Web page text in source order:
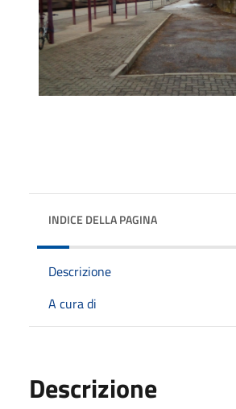
INDICE DELLA PAGINA
Descrizione
A cura di
Descrizione